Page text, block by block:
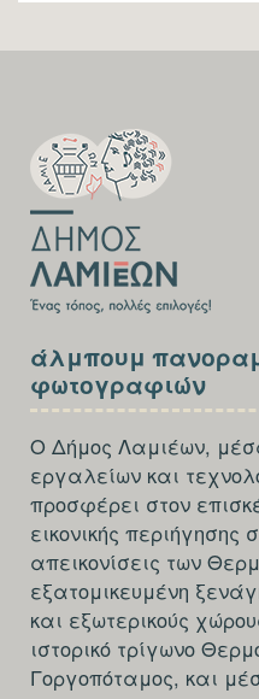
FOOTER-
FIRST
SECTION
FOOTER-
THIRD
άλμπουμ
φωτογραφιών
Ο Δήμος Λαμιέων,
εργαλείων και
προσφέρει στον
εικονικής περιήγησης
απεικονίσεις των
εξατομικευμένη
και εξωτερικούς
ιστορικό τρίγωνο
Γοργοπόταμος, και